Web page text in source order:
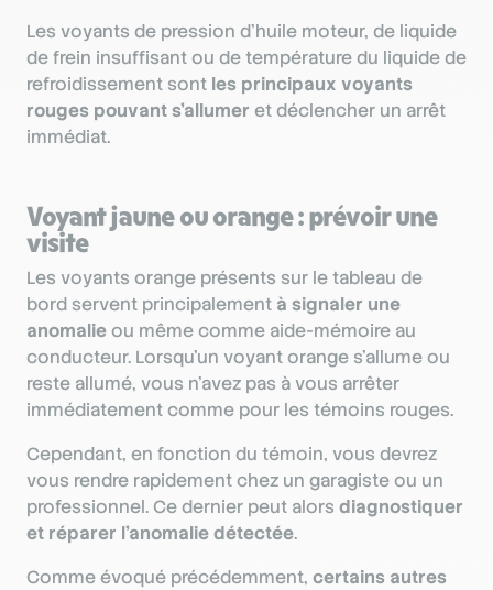
Les voyants de pression d’huile moteur, de liquide
de frein insuffisant ou de température du liquide de
refroidissement sont les principaux voyants
rouges pouvant s’allumer et déclencher un arrêt
immédiat.
Voyant jaune ou orange : prévoir une
visite
Les voyants orange présents sur le tableau de
bord servent principalement à signaler une
anomalieou même comme aide-mémoire au
conducteur. Lorsqu’un voyant orange s’allume ou
reste allumé, vous n’avez pas à vous arrêter
immédiatement comme pour les témoins rouges.
Cependant, en fonction du témoin, vous devrez
vous rendre rapidement chez un garagiste ou un
professionnel. Ce dernier peut alors diagnostiquer
et réparer l’anomalie détectée.
Comme évoqué précédemment, certains autres